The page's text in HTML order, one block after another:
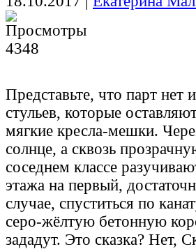
4348
Представьте, что парт
стульев, которые
мягкие кресла-мешки.
солнце, а сквозь
соседнем классе
этажа на первый,
случае, спуститься по
серо-жёлтую бетонную
зададут. Это сказка? Нет,